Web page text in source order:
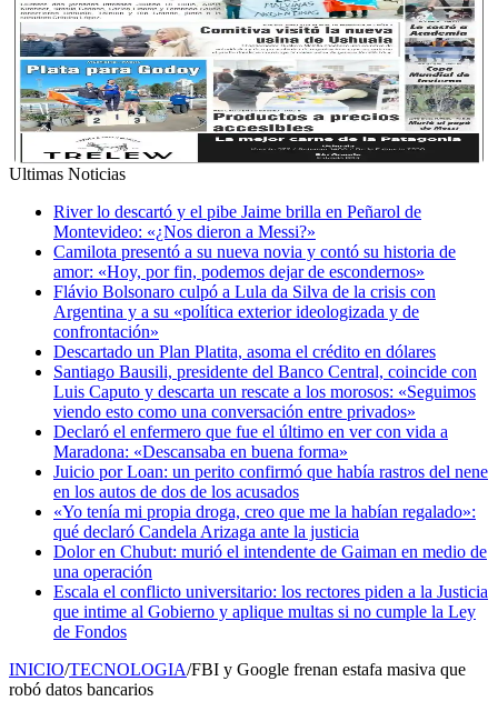
Ultimas Noticias
River lo descartó y el pibe Jaime brilla en Peñarol de
Montevideo: «¿Nos dieron a Messi?»
Camilota presentó a su nueva novia y contó su historia de
amor: «Hoy, por fin, podemos dejar de escondernos»
Flávio Bolsonaro culpó a Lula da Silva de la crisis con
Argentina y a su «política exterior ideologizada y de
confrontación»
Descartado un Plan Platita, asoma el crédito en dólares
Santiago Bausili, presidente del Banco Central, coincide con
Luis Caputo y descarta un rescate a los morosos: «Seguimos
viendo esto como una conversación entre privados»
Declaró el enfermero que fue el último en ver con vida a
Maradona: «Descansaba en buena forma»
Juicio por Loan: un perito confirmó que había rastros del nene
en los autos de dos de los acusados
«Yo tenía mi propia droga, creo que me la habían regalado»:
qué declaró Candela Arizaga ante la justicia
Dolor en Chubut: murió el intendente de Gaiman en medio de
una operación
Escala el conflicto universitario: los rectores piden a la Justicia
que intime al Gobierno y aplique multas si no cumple la Ley
de Fondos
INICIO/TECNOLOGIA/FBI y Google frenan estafa masiva que
robó datos bancarios